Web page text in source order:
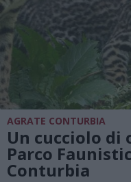
AGRATE CONTURBIA
Un cucciolo di
Parco
Conturbia